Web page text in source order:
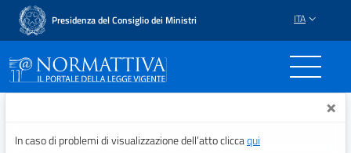
Presidenza del Consiglio dei Ministri ITA
Normattiva - Il portale ×
In caso di problemi di visualizzazione dell’atto cliccaqui